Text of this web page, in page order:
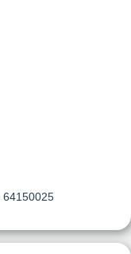
64150025